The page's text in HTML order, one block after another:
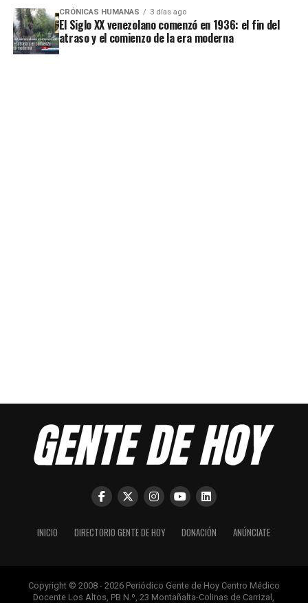
CRÓNICAS HUMANAS 3 días ago
El Siglo XX venezolano comenzó en 1936: el fin del
atraso y el comienzo de la era moderna
INICIO DIRECTORIO GENTE DE HOY DONACIÓN ANÚNCIATE
Copyright © 2008 - 2026 Periódico Gente de Hoy Centro Médico
Docente Los Altos, PB N.º, 23 Montañalta-Colinas de Carrizal,